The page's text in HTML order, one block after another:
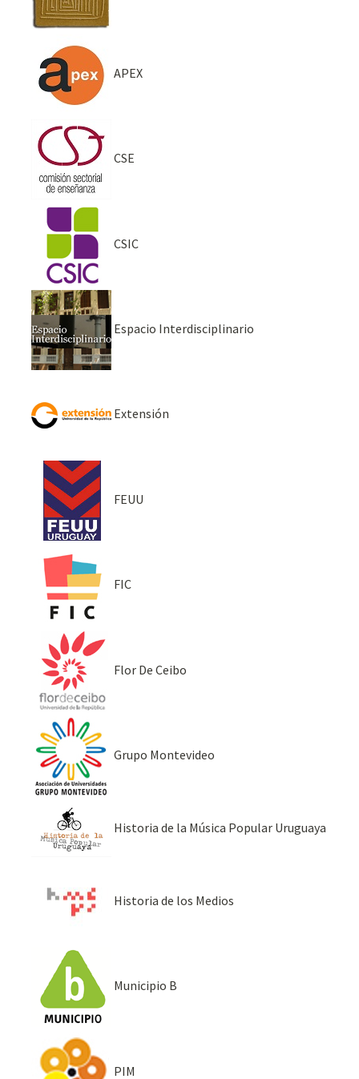
APEX
CSE
CSIC
Espacio Interdisciplinario
Extensión
FEUU
FIC
Flor De Ceibo
Grupo Montevideo
Historia de la Música Popular Uruguaya
Historia de los Medios
Municipio B
PIM